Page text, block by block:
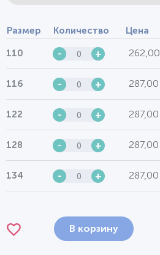
Размер Количество Цена
110 - + 262,00
116 - + 287,00
122 - + 287,00
128 - + 287,00
134 - + 287,00
В корзину